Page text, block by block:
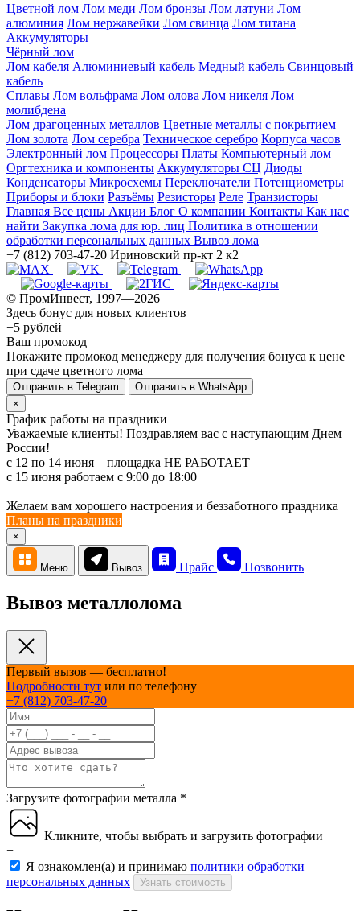
Цветной лом Лом меди Лом бронзы Лом латуни Лом
алюминия Лом нержавейки Лом свинца Лом титана
Аккумуляторы
Чёрный лом
Лом кабеля Алюминиевый кабель Медный кабель Свинцовый
кабель
Сплавы Лом вольфрама Лом олова Лом никеля Лом
молибдена
Лом драгоценных металлов Цветные металлы с покрытием
Лом золота Лом серебра Техническое серебро Корпуса часов
Электронный лом Процессоры Платы Компьютерный лом
Оргтехника и компоненты Аккумуляторы СЦ Диоды
Конденсаторы Микросхемы Переключатели Потенциометры
Приборы и блоки Разъёмы Резисторы Реле Транзисторы
Главная Все цены Акции Блог О компании Контакты Как нас
найти Закупка лома для юр. лиц Политика в отношении
обработки персональных данных Вывоз лома
+7 (812) 703-47-20 Ириновский пр-кт 2 к2
© ПромИнвест, 1997—2026
Здесь бонус для новых клиентов
+5 рублей
Ваш промокод
Покажите промокод менеджеру для получения бонуса к цене
при сдаче цветного лома
Отправить в Telegram
Отправить в WhatsApp
×
График работы на праздники
Уважаемые клиенты! Поздравляем вас с наступающим Днем
России!
с 12 по 14 июня – площадка НЕ РАБОТАЕТ
c 15 июня работаем с 9:00 до 18:00
Желаем вам хорошего настроения и беззаботного праздника
Планы на праздники
×
Меню Вывоз Прайс Позвонить
Вывоз металлолома
Первый вызов — бесплатно!
Подробности тут или по телефону
+7 (812) 703-47-20
Загрузите фотографии металла *
Кликните, чтобы выбрать и загрузить фотографии
+
Я ознакомлен(а) и принимаю политики обработки
персональных данных
Узнать стоимость